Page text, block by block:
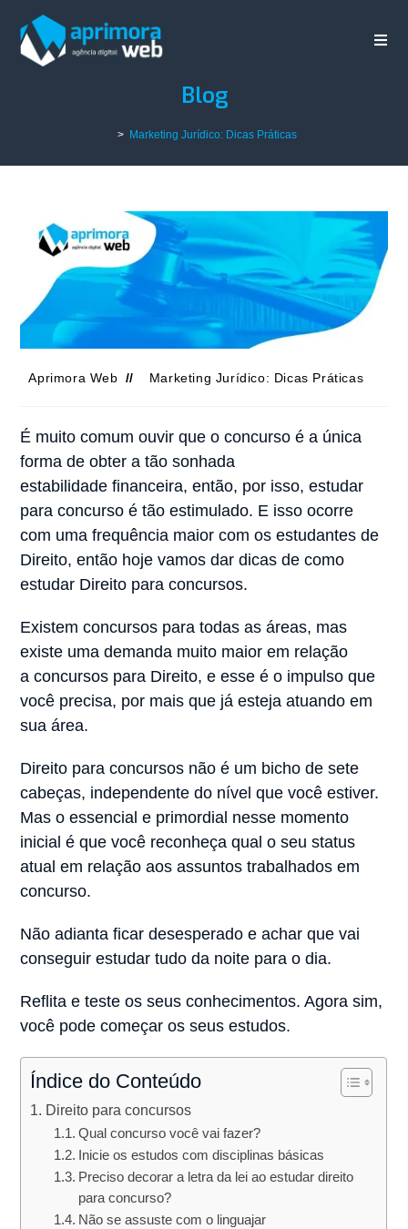
Blog
> Marketing Jurídico: Dicas Práticas
Aprimora Web Marketing Jurídico: Dicas Práticas
É muito comum ouvir que o concurso é a única
forma de obter a tão sonhada
estabilidade financeira, então, por isso, estudar
para concurso é tão estimulado. E isso ocorre
com uma frequência maior com os estudantes de
Direito, então hoje vamos dar dicas de como
estudar Direito para concursos.
Existem concursos para todas as áreas, mas
existe uma demanda muito maior em relação
a concursos para Direito, e esse é o impulso que
você precisa, por mais que já esteja atuando em
sua área.
Direito para concursos não é um bicho de sete
cabeças, independente do nível que você estiver.
Mas o essencial e primordial nesse momento
inicial é que você reconheça qual o seu status
atual em relação aos assuntos trabalhados em
concurso.
Não adianta ficar desesperado e achar que vai
conseguir estudar tudo da noite para o dia.
Reflita e teste os seus conhecimentos. Agora sim,
você pode começar os seus estudos.
Índice do Conteúdo
Direito para concursos
Qual concurso você vai fazer?
Inicie os estudos com disciplinas básicas
Preciso decorar a letra da lei ao estudar direito
para concurso?
Não se assuste com o linguajar